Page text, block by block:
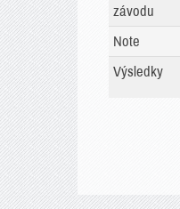
závodu
Note
Výsledky